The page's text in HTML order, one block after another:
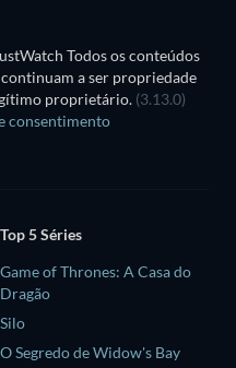
Todos os conteúdos
a ser propriedade
proprietário. (3.13.0)
consentimento
Top 5 Séries
Game of Thrones: A Casa do
Dragão
Silo
O Segredo de Widow's Bay